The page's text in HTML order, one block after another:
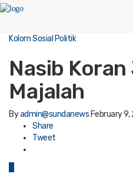
Kolom Sosial Politik
Nasib
Majalah
Byadmin@sundanews February
Share
Tweet